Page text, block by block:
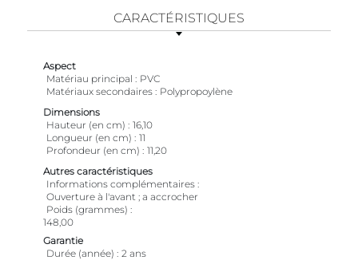
CARACTÉRISTIQUES
Aspect
Matériau principal
PVC
Matériaux secondaires
Polypropoylène
Dimensions
Hauteur (en cm)
16,10
Longueur (en cm)
11
Profondeur (en cm)
11,20
Autres caractéristiques
Informations complémentaires
Ouverture à l'avant ; a accrocher
Poids (grammes)
148,00
Garantie
Durée (année)
2 ans